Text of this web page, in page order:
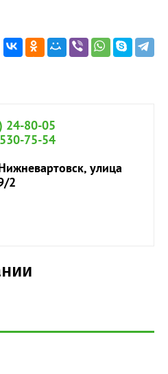
24-80-05
75-54
улица
2